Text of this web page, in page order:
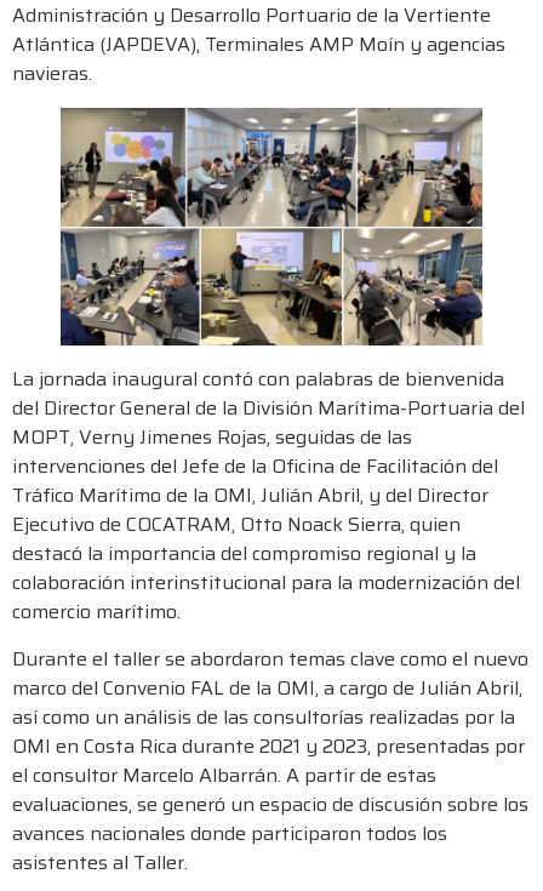
Administración y Desarrollo Portuario de la Vertiente
Atlántica (JAPDEVA), Terminales AMP Moín y agencias
navieras.
La jornada inaugural contó con palabras de bienvenida
del Director General de la División Marítima-Portuaria del
MOPT, Verny Jimenes Rojas, seguidas de las
intervenciones del Jefe de la Oficina de Facilitación del
Tráfico Marítimo de la OMI, Julián Abril, y del Director
Ejecutivo de COCATRAM, Otto Noack Sierra, quien
destacó la importancia del compromiso regional y la
colaboración interinstitucional para la modernización del
comercio marítimo.
Durante el taller se abordaron temas clave como el nuevo
marco del Convenio FAL de la OMI, a cargo de Julián Abril,
así como un análisis de las consultorías realizadas por la
OMI en Costa Rica durante 2021 y 2023, presentadas por
el consultor Marcelo Albarrán. A partir de estas
evaluaciones, se generó un espacio de discusión sobre los
avances nacionales donde participaron todos los
asistentes al Taller.